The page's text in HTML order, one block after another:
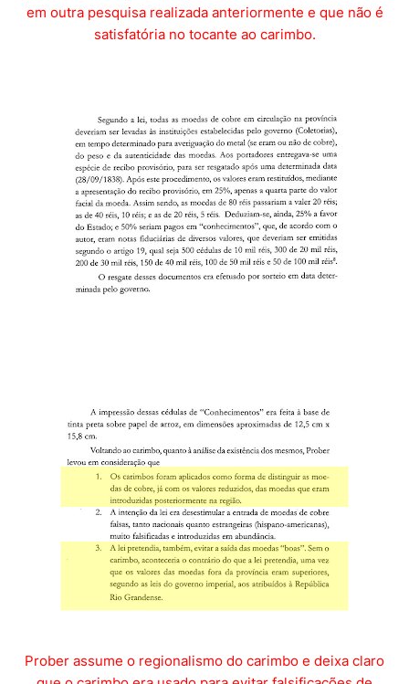
em outra pesquisa realizada anteriormente e que não é
satisfatória no tocante ao carimbo.
Prober assume o regionalismo do carimbo e deixa claro